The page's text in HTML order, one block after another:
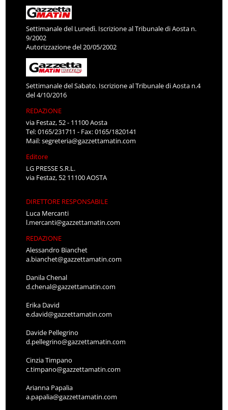
Settimanale del Lunedì. Iscrizione al Tribunale di Aosta n.
9/2002
Autorizzazione del 20/05/2002
Settimanale del Sabato. Iscrizione al Tribunale di Aosta n.4
del 4/10/2016
REDAZIONE
via Festaz, 52 - 11100 Aosta
Tel: 0165/231711 - Fax: 0165/1820141
Mail:segreteria@gazzettamatin.com
Editore
LG PRESSE S.R.L.
via Festaz, 52 11100 AOSTA
DIRETTORE RESPONSABILE
Luca Mercanti
l.mercanti@gazzettamatin.com
REDAZIONE
Alessandro Bianchet
a.bianchet@gazzettamatin.com
Danila Chenal
d.chenal@gazzettamatin.com
Erika David
e.david@gazzettamatin.com
Davide Pellegrino
d.pellegrino@gazzettamatin.com
Cinzia Timpano
c.timpano@gazzettamatin.com
Arianna Papalia
a.papalia@gazzettamatin.com